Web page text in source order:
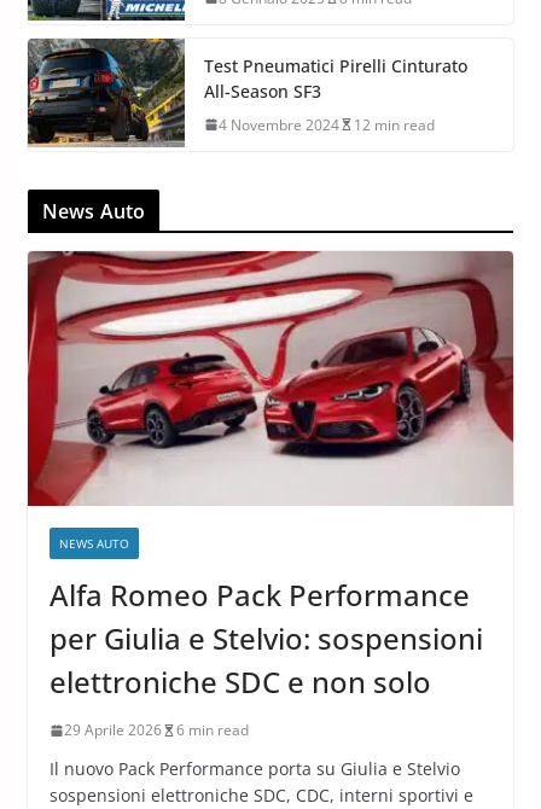
Test Pneumatici Pirelli Cinturato
All-Season SF3
4 Novembre 2024 12 min read
News Auto
NEWS AUTO
Alfa Romeo Pack Performance
per Giulia e Stelvio: sospensioni
elettroniche SDC e non solo
29 Aprile 2026 6 min read
Il nuovo Pack Performance porta su Giulia e Stelvio
sospensioni elettroniche SDC, CDC, interni sportivi e